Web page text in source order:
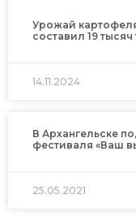
Урожай
составил 19 тысяч
14.11.2024
В Архангельске
фестиваля «Ваш
25.05.2021